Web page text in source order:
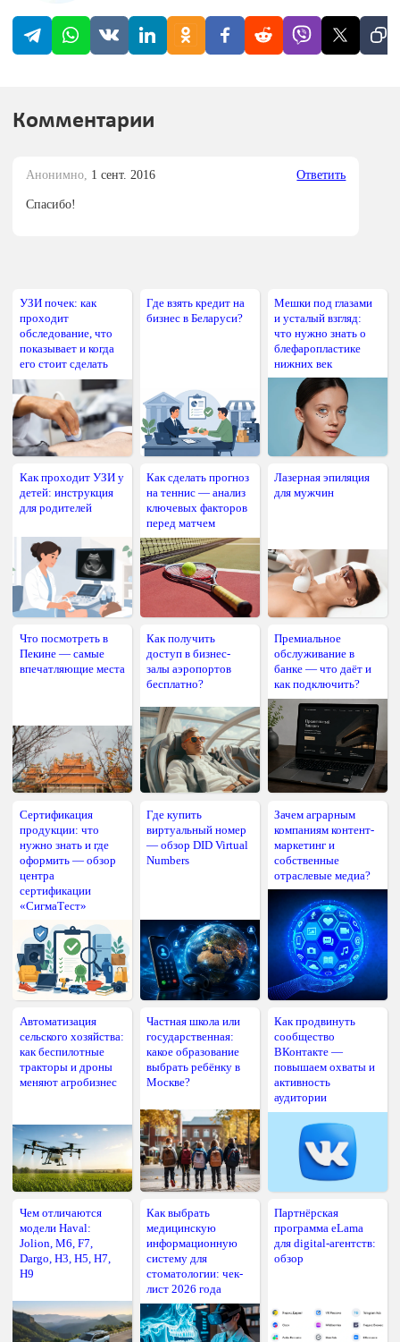
Комментарии
Анонимно, 1 сент. 2016 Ответить
Спасибо!
УЗИ почек: как
проходит
обследование, что
показывает и когда
его стоит сделать
Где взять кредит на
бизнес в Беларуси?
Мешки под глазами
и усталый взгляд:
что нужно знать о
блефаропластике
нижних век
Как проходит УЗИ у
детей: инструкция
для родителей
Как сделать прогноз
на теннис — анализ
ключевых факторов
перед матчем
Лазерная эпиляция
для мужчин
Что посмотреть в
Пекине — самые
впечатляющие места
Как получить
доступ в бизнес-
залы аэропортов
бесплатно?
Премиальное
обслуживание в
банке — что даёт и
как подключить?
Сертификация
продукции: что
нужно знать и где
оформить — обзор
центра
сертификации
«СигмаТест»
Где купить
виртуальный номер
— обзор DID Virtual
Numbers
Зачем аграрным
компаниям контент-
маркетинг и
собственные
отраслевые медиа?
Автоматизация
сельского хозяйства:
как беспилотные
тракторы и дроны
меняют агробизнес
Частная школа или
государственная:
какое образование
выбрать ребёнку в
Москве?
Как продвинуть
сообщество
ВКонтакте —
повышаем охваты и
активность
аудитории
Чем отличаются
модели Haval:
Jolion, M6, F7,
Dargo, H3, H5, H7,
H9
Как выбрать
медицинскую
информационную
систему для
стоматологии: чек-
лист 2026 года
Партнёрская
программа eLama
для digital-агентств:
обзор